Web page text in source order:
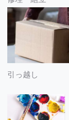
引っ越し